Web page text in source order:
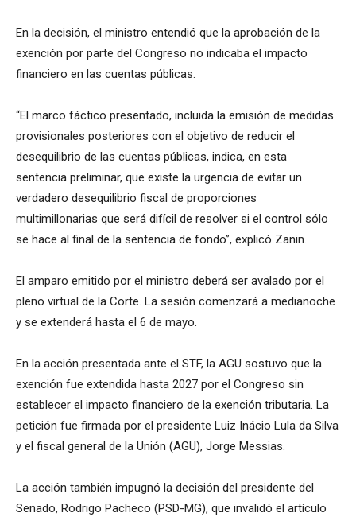
En la decisión, el ministro entendió que la aprobación de la
exención por parte del Congreso no indicaba el impacto
financiero en las cuentas públicas.
“El marco fáctico presentado, incluida la emisión de medidas
provisionales posteriores con el objetivo de reducir el
desequilibrio de las cuentas públicas, indica, en esta
sentencia preliminar, que existe la urgencia de evitar un
verdadero desequilibrio fiscal de proporciones
multimillonarias que será difícil de resolver si el control sólo
se hace al final de la sentencia de fondo”, explicó Zanin.
El amparo emitido por el ministro deberá ser avalado por el
pleno virtual de la Corte. La sesión comenzará a medianoche
y se extenderá hasta el 6 de mayo.
En la acción presentada ante el STF, la AGU sostuvo que la
exención fue extendida hasta 2027 por el Congreso sin
establecer el impacto financiero de la exención tributaria. La
petición fue firmada por el presidente Luiz Inácio Lula da Silva
y el fiscal general de la Unión (AGU), Jorge Messias.
La acción también impugnó la decisión del presidente del
Senado, Rodrigo Pacheco (PSD-MG), que invalidó el artículo